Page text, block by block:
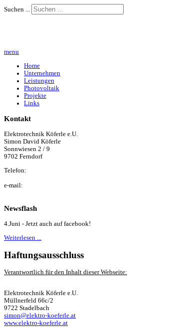
Suchen ...
menu
Home
Unternehmen
Leistungen
Photovoltaik
Projekte
Links
Kontakt
Elektrotechnik Köferle e.U.
Simon David Köferle
Sonnwiesen 2 / 9
9702 Ferndorf
Telefon:
e-mail:
Newsflash
4.Juni - Jetzt auch auf facebook!
Weiterlesen ...
Haftungsausschluss
Verantwortlich für den Inhalt dieser Webseite:
Elektrotechnik Köferle e.U.
Müllnerfeld 66c/2
9722 Stadelbach
simon@elektro-koeferle.at
www.elektro-koeferle.at